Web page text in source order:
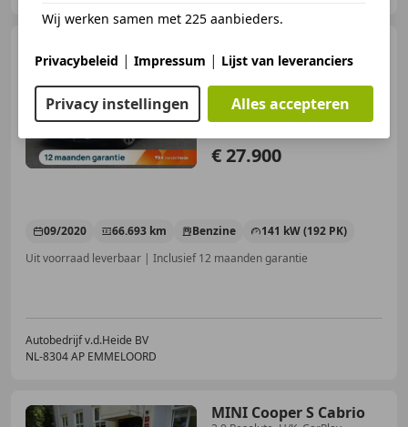
2.0 Sidewalk Edition 192 PK Aut.
€ 27.900
09/2020 66.693 km Benzine
141 kW (192 PK)
Uit voorraad leverbaar | Inclusief 12 maanden garantie
Autobedrijf v.d.Heide BV
NL-8304 AP EMMELOORD
MINI Cooper S Cabrio
Wij werken samen met 225 aanbieders.
Privacybeleid | Impressum | Lijst van leveranciers
Privacy instellingen Alles accepteren